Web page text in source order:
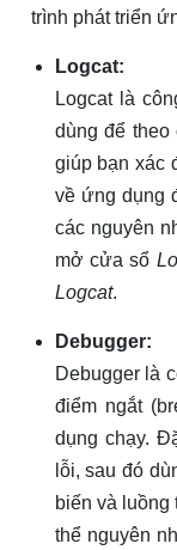
trình phát triển
Logcat:
Logcat là
dùng để theo
giúp bạn xác
về ứng dụng
các nguyên
mở cửa sổ
Logcat.
Debugger:
Debugger là
điểm ngắt
dụng chạy.
lỗi, sau đó
biến và
thể nguyên